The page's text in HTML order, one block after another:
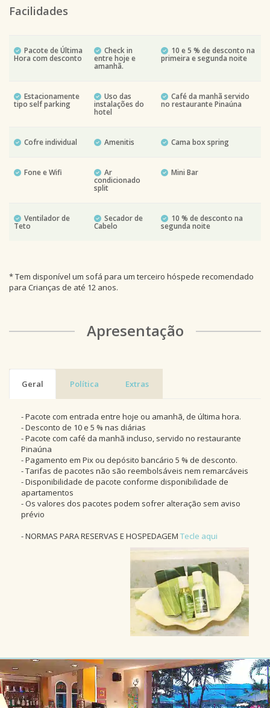
Facilidades
Pacote de Última
Hora com desconto
Check in
entre hoje e
amanhã.
10 e 5 % de desconto na
primeira e segunda noite
Estacionamente
tipo self parking
Uso das
instalações do
hotel
Café da manhã servido
no restaurante Pinaúna
Cofre individual Amenitis Cama box spring
Fone e Wifi Ar
condicionado
split
Mini Bar
Ventilador de
Teto
Secador de
Cabelo
10 % de desconto na
segunda noite
* Tem disponível um sofá para um terceiro hóspede recomendado
para Crianças de até 12 anos.
Apresentação
Geral Política Extras
- Pacote com entrada entre hoje ou amanhã, de última hora.
- Desconto de 10 e 5 % nas diárias
- Pacote com café da manhã incluso, servido no restaurante
Pinaúna
- Pagamento em Pix ou depósito bancário 5 % de desconto.
- Tarifas de pacotes não são reembolsáveis nem remarcáveis
- Disponibilidade de pacote conforme disponibilidade de
apartamentos
- Os valores dos pacotes podem sofrer alteração sem aviso
prévio
- NORMAS PARA RESERVAS E HOSPEDAGEM Tecle aqui